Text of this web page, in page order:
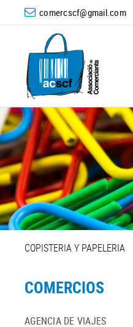
comercscf@gmail.com
COPISTERIA Y PAPELERIA
COMERCIOS
AGENCIA DE VIAJES